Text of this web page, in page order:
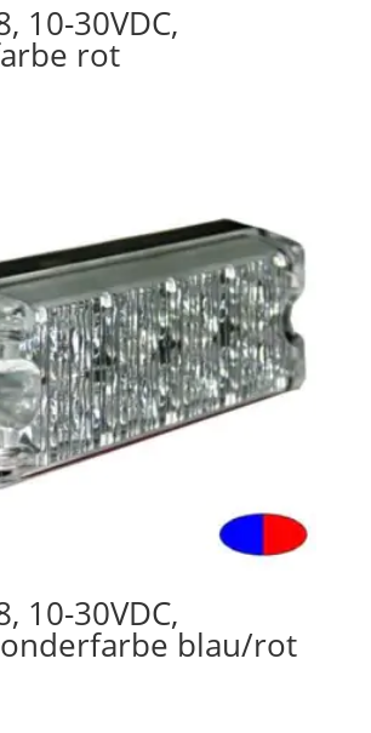
10-30VDC,
rot
10-30VDC,
blau/rot